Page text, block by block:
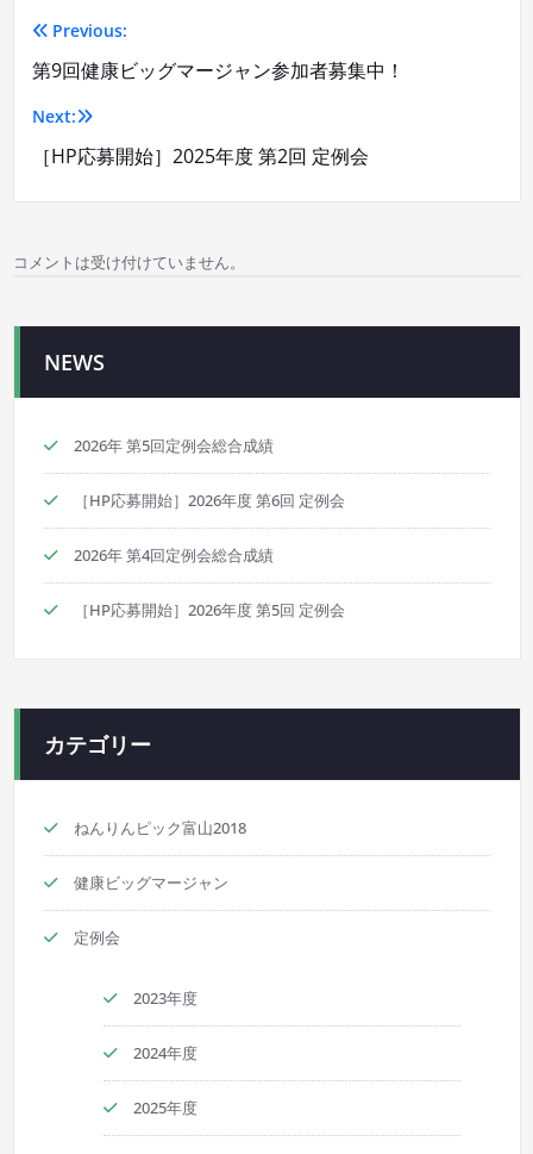
投
稿
ナ
ョ
ン
Previous:
第9回健康ビッグマージャン参加者募集中！
Next:
［HP応募開始］2025年度 第2回 定例会
コメントは受け付けていません。
NEWS
2026年 第5回定例会総合成績
［HP応募開始］2026年度 第6回 定例会
2026年 第4回定例会総合成績
［HP応募開始］2026年度 第5回 定例会
カテゴリー
ねんりんピック富山2018
健康ビッグマージャン
定例会
2023年度
2024年度
2025年度